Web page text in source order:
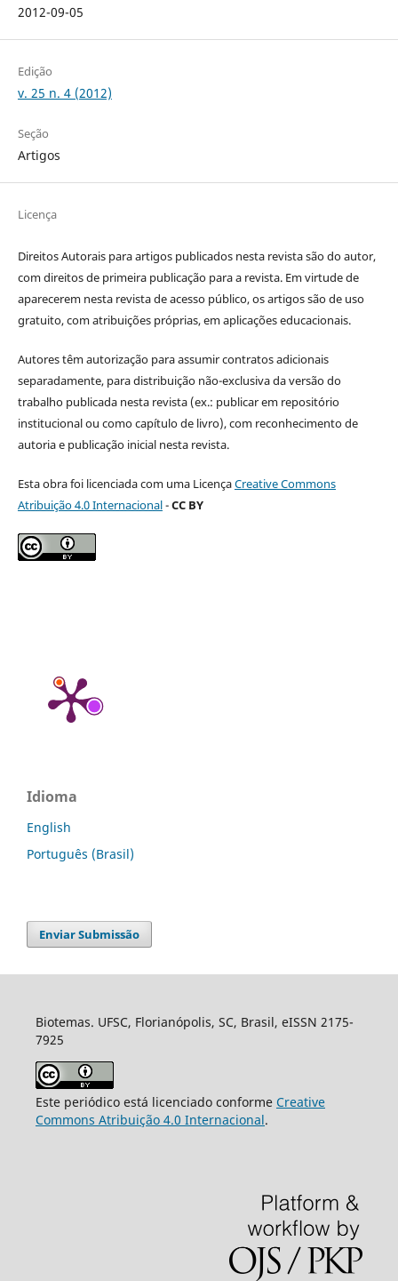
2012-09-05
Edição
v. 25 n. 4 (2012)
Seção
Artigos
Licença
Direitos Autorais para artigos publicados nesta revista são do autor,
com direitos de primeira publicação para a revista. Em virtude de
aparecerem nesta revista de acesso público, os artigos são de uso
gratuito, com atribuições próprias, em aplicações educacionais.
Autores têm autorização para assumir contratos adicionais
separadamente, para distribuição não-exclusiva da versão do
trabalho publicada nesta revista (ex.: publicar em repositório
institucional ou como capítulo de livro), com reconhecimento de
autoria e publicação inicial nesta revista.
Esta obra foi licenciada com uma LicençaCreative Commons
Atribuição 4.0 Internacional-CC BY
Idioma
English
Português (Brasil)
Enviar Submissão
Biotemas. UFSC, Florianópolis, SC, Brasil, eISSN 2175-
7925
Este periódico está licenciado conforme Creative
Commons Atribuição 4.0 Internacional.